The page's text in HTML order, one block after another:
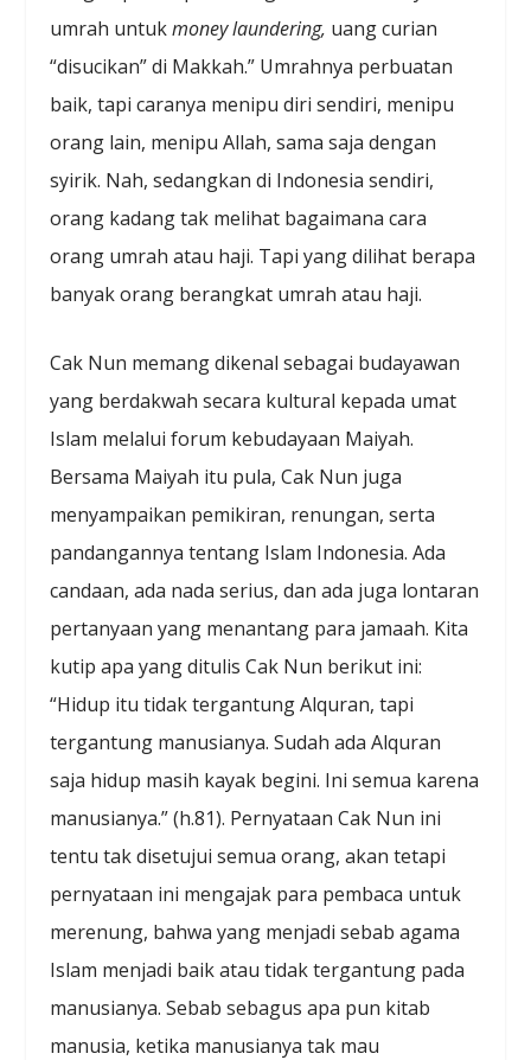
umrah untukmoney laundering, uang curian
“disucikan” di Makkah.” Umrahnya perbuatan
baik, tapi caranya menipu diri sendiri, menipu
orang lain, menipu Allah, sama saja dengan
syirik. Nah, sedangkan di Indonesia sendiri,
orang kadang tak melihat bagaimana cara
orang umrah atau haji. Tapi yang dilihat berapa
banyak orang berangkat umrah atau haji.
Cak Nun memang dikenal sebagai budayawan
yang berdakwah secara kultural kepada umat
Islam melalui forum kebudayaan Maiyah.
Bersama Maiyah itu pula, Cak Nun juga
menyampaikan pemikiran, renungan, serta
pandangannya tentang Islam Indonesia. Ada
candaan, ada nada serius, dan ada juga lontaran
pertanyaan yang menantang para jamaah. Kita
kutip apa yang ditulis Cak Nun berikut ini:
“Hidup itu tidak tergantung Alquran, tapi
tergantung manusianya. Sudah ada Alquran
saja hidup masih kayak begini. Ini semua karena
manusianya.” (h.81). Pernyataan Cak Nun ini
tentu tak disetujui semua orang, akan tetapi
pernyataan ini mengajak para pembaca untuk
merenung, bahwa yang menjadi sebab agama
Islam menjadi baik atau tidak tergantung pada
manusianya. Sebab sebagus apa pun kitab
manusia, ketika manusianya tak mau